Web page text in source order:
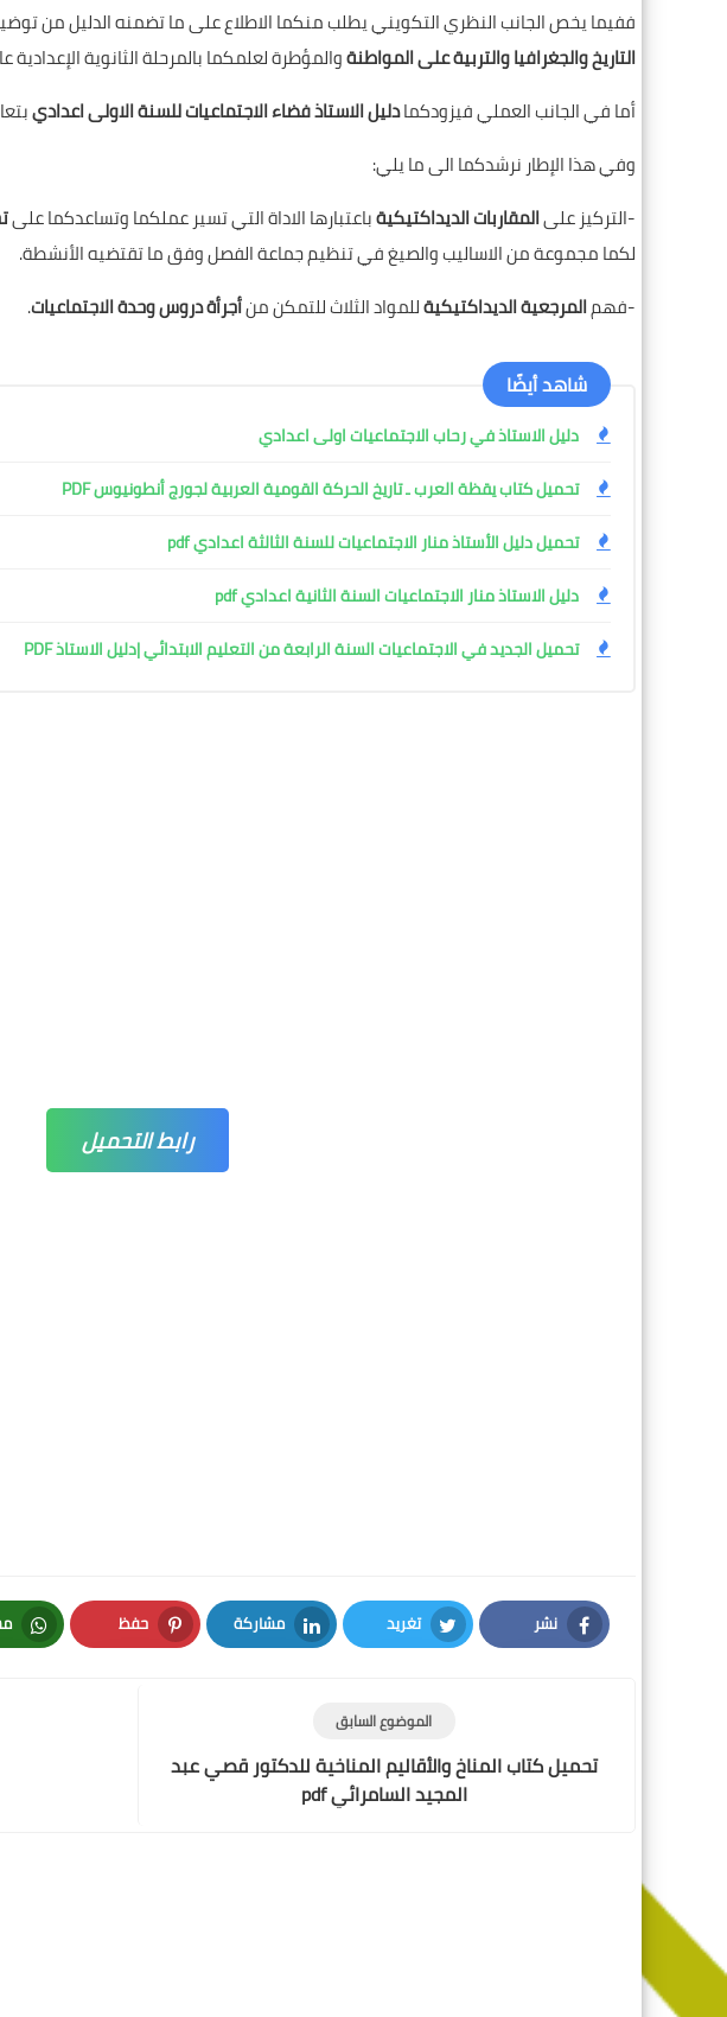
ففيما يخص الجانب النظري التكويني يطلب منكما الاطلاع على ما تضمنه الدليل من
التاريخ والجغرافيا والتربية على المواطنةوالمؤطرة لعلمكما بالمرحلة الثانوية
أما في الجانب العملي فيزودكمادليل الاستاذ فضاء الاجتماعيات للسنة الاولى اعدادي
وفي هذا الإطار نرشدكما الى ما يلي:
-التركيز علىالمقاربات الديداكتيكيةباعتبارها الاداة التي تسير عملكما وتساعدكما على
لكما مجموعة من الاساليب والصيغ في تنظيم جماعة الفصل وفق ما تقتضيه الأنشطة.
-فهمالمرجعية الديداكتيكيةللمواد الثلاث للتمكن منأجرأة دروس وحدة الاجتماعيات.
شاهد أيضًا
دليل الاستاذ في رحاب الاجتماعيات اولى اعدادي
تحميل كتاب يقظة العرب ـ تاريخ الحركة القومية العربية لجورج أنطونيوس PDF
تحميل دليل الأستاذ منار الاجتماعيات للسنة الثالثة اعدادي pdf
دليل الاستاذ منار الاجتماعيات السنة الثانية اعدادي pdf
تحميل الجديد في الاجتماعيات السنة الرابعة من التعليم الابتدائي |دليل الاستاذ PDF
رابط التحميل
نشر
Facebook
تغريد
Twitter
مشاركة
LinkedIn
حفظ
Pinterest
الموضوع السابق
تحميل كتاب المناخ والأقاليم المناخية للدكتور قصي عبد
المجيد السامرائي pdf